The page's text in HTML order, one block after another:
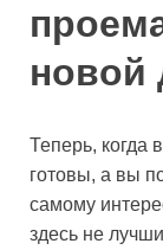
новой
Теперь, когда
готовы, а вы
самому
здесь не